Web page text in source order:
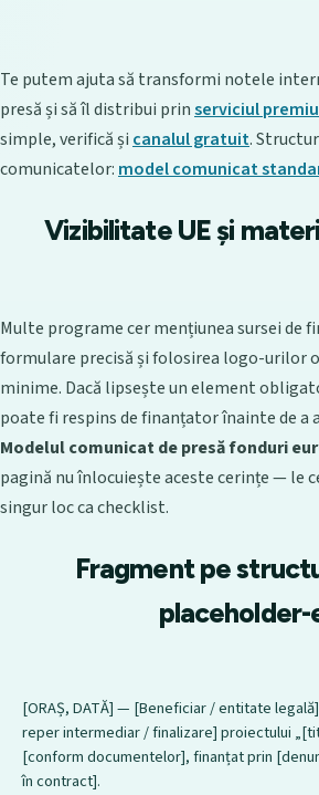
Te putem ajuta să transformi notele
presă și să îl distribui prinserviciul
simple, verifică și canalul gratuit.
comunicatelor: model comunicat
Vizibilitate UE și
Multe programe cer mențiunea sursei de
formulare precisă și folosirea logo-urilor
minime. Dacă lipsește un element
poate fi respins de finanțator înainte de a
Modelul comunicat de presă fonduri
pagină nu înlocuiește aceste cerințe — le
singur loc ca checklist.
Fragment pe
placeholder-
[ORAȘ, DATĂ] — [Beneficiar / entitate
reper intermediar / finalizare] proiectului
[conform documentelor], finanțat prin
în contract].